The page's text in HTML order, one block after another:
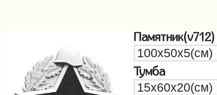
Памятник(v712)
Тумба